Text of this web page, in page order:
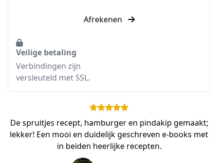
Afrekenen
Veilige betaling
Verbindingen zijn
versleuteld met SSL.
De spruitjes recept, hamburger en pindakip gemaakt;
lekker! Een mooi en duidelijk geschreven e-books met
in beiden heerlijke recepten.